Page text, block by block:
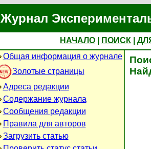
Журнал
НАЧАЛО ПОИСК
Общая информация о журнале
Золотые страницы
Адреса редакции
Содержание журнала
Сообщения редакции
Правила для авторов
Загрузить статью